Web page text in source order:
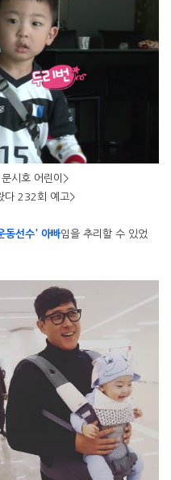
시호 어린이>
다 232회 예고>
동선수' 아빠임을 추리할 수 있었